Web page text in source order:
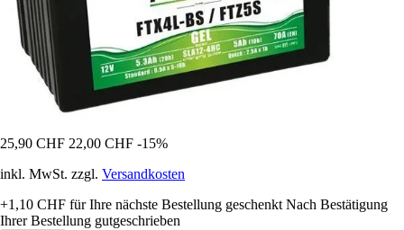
25,90 CHF 22,00 CHF -15%
inkl. MwSt. zzgl. Versandkosten
+1,10 CHF für Ihre nächste Bestellung geschenkt Nach Bestätigung
Ihrer Bestellung gutgeschrieben